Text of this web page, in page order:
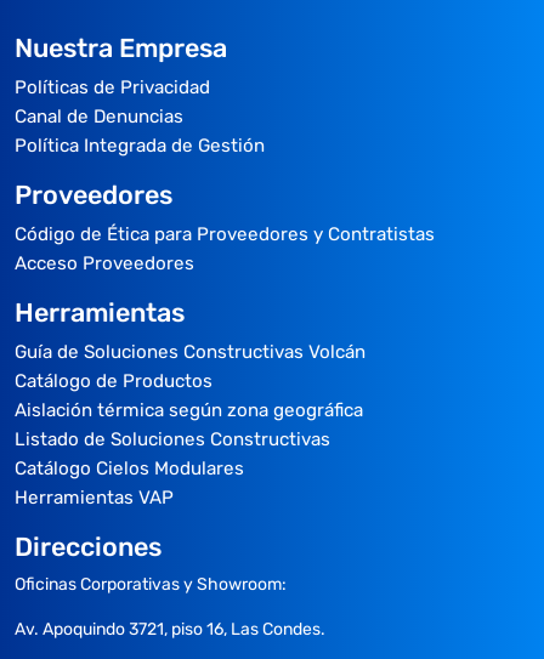
Nuestra Empresa
Políticas de Privacidad
Canal de Denuncias
Política Integrada de Gestión
Proveedores
Código de Ética para Proveedores y Contratistas
Acceso Proveedores
Herramientas
Guía de Soluciones Constructivas Volcán
Catálogo de Productos
Aislación térmica según zona geográfica
Listado de Soluciones Constructivas
Catálogo Cielos Modulares
Herramientas VAP
Direcciones
Oficinas Corporativas y Showroom:
Av. Apoquindo 3721, piso 16, Las Condes.